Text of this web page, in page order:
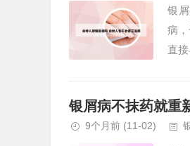
银
病
直
银屑病不抹药就重
9个月前 (11-02)